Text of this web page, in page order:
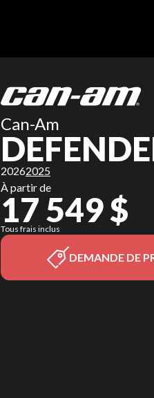
Can-Am
20262025
À partir de
17 549 $
Tous frais inclus
DEMANDE DE